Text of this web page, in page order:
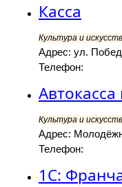
Касса
Культура и
Адрес: ул.
Телефон:
Культура и
Адрес:
Телефон:
1С: